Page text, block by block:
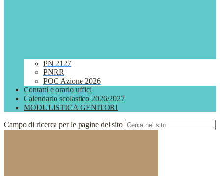
PN 2127
PNRR
POC Azione 2026
Contatti e orario uffici
Calendario scolastico 2026/2027
MODULISTICA GENITORI
Campo di ricerca per le pagine del sito